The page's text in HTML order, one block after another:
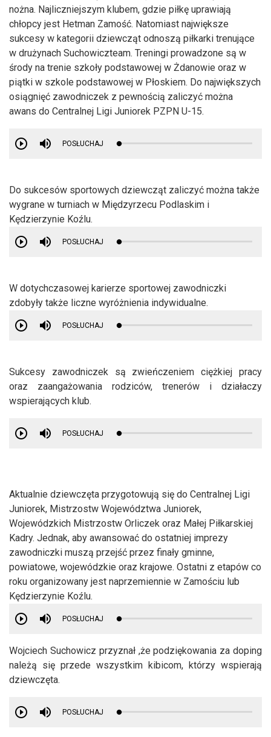
nożna. Najliczniejszym klubem, gdzie piłkę uprawiają
chłopcy jest Hetman Zamość. Natomiast największe
sukcesy w kategorii dziewcząt odnoszą piłkarki trenujące
w drużynach Suchowiczteam. Treningi prowadzone są w
środy na trenie szkoły podstawowej w Żdanowie oraz w
piątki w szkole podstawowej w Płoskiem. Do największych
osiągnięć zawodniczek z pewnością zaliczyć można
awans do Centralnej Ligi Juniorek PZPN U-15.
POSŁUCHAJ
Do sukcesów sportowych dziewcząt zaliczyć można także
wygrane w turniach w Międzyrzecu Podlaskim i
Kędzierzynie Koźlu.
POSŁUCHAJ
W dotychczasowej karierze sportowej zawodniczki
zdobyły także liczne wyróżnienia indywidualne.
POSŁUCHAJ
Sukcesy zawodniczek są zwieńczeniem ciężkiej pracy
oraz zaangażowania rodziców, trenerów i działaczy
wspierających klub.
POSŁUCHAJ
Aktualnie dziewczęta przygotowują się do Centralnej Ligi
Juniorek, Mistrzostw Województwa Juniorek,
Wojewódzkich Mistrzostw Orliczek oraz Małej Piłkarskiej
Kadry. Jednak, aby awansować do ostatniej imprezy
zawodniczki muszą przejść przez finały gminne,
powiatowe, wojewódzkie oraz krajowe. Ostatni z etapów co
roku organizowany jest naprzemiennie w Zamościu lub
Kędzierzynie Koźlu.
POSŁUCHAJ
Wojciech Suchowicz przyznał ,że podziękowania za doping
należą się przede wszystkim kibicom, którzy wspierają
dziewczęta.
POSŁUCHAJ